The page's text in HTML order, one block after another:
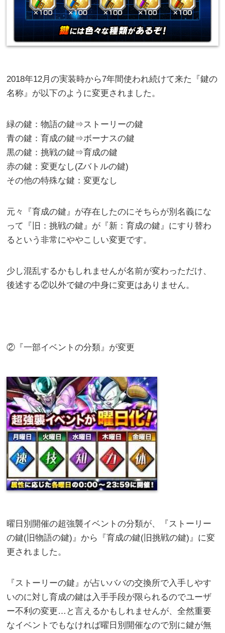
2018年12月の実装時から7年間使われ続けて来た『鍵の
名称』が以下のように変更されました。
緑の鍵：物語の鍵⇒ストーリーの鍵
青の鍵：育成の鍵⇒ボーナスの鍵
黒の鍵：挑戦の鍵⇒育成の鍵
赤の鍵：変更なし(Zバトルの鍵)
その他の特殊な鍵：変更なし
元々『育成の鍵』が存在したのにそちらが別名義にな
って『旧：挑戦の鍵』が『新：育成の鍵』にすり替わ
るという非常にややこしい変更です。
少し混乱するかもしれませんが名前が変わっただけ、
後述する②以外で鍵の中身に変更はありません。
②『一部イベントの分類』が変更
曜日別開催の超強襲イベントの分類が、『ストーリー
の鍵(旧物語の鍵)』から『育成の鍵(旧挑戦の鍵)』に変
更されました。
『ストーリーの鍵』が占いババの交換所で入手しやす
いのに対し育成の鍵は入手手段が限られるのでユーザ
ー不利の変更…と言えるかもしれませんが、全然重要
なイベントでもなければ曜日別開催なので別に鍵が無